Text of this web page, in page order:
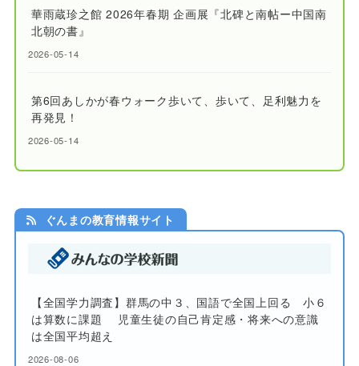
華雨蔵珍之館 2026年春期 企画展『北碑と南帖ー中国南
北朝の書』
2026-05-14
第6回あしかが春ウォーク歩いて、歩いて、足利魅力を
再発見！
2026-05-14
ぐんまの教育情報サイト
【全国学力調査】群馬の中３、国語で全国上回る 小６
は算数に課題 児童生徒の自己肯定感・将来への意識
は全国平均超え
2026-08-06